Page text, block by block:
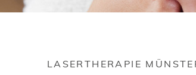
LASERTHERAPIE